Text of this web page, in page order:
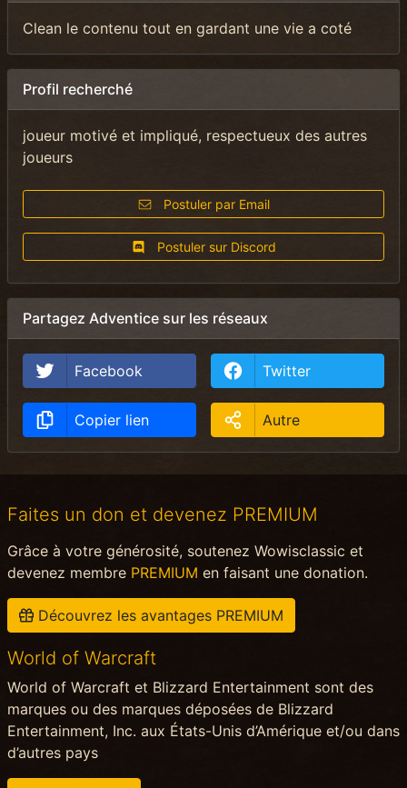
Clean le contenu tout en gardant une vie a coté
Profil recherché
joueur motivé et impliqué, respectueux des autres
joueurs
Postuler par Email
Postuler sur Discord
Partagez Adventice sur les réseaux
Facebook Twitter
Copier lien Autre
Faites un don et devenez PREMIUM
Grâce à votre générosité, soutenez Wowisclassic et
devenez membre PREMIUM en faisant une donation.
Découvrez les avantages PREMIUM
World of Warcraft
World of Warcraft et Blizzard Entertainment sont des
marques ou des marques déposées de Blizzard
Entertainment, Inc. aux États-Unis d’Amérique et/ou dans
d’autres pays